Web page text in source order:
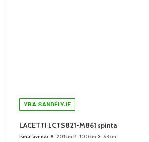
YRA SANDĖLYJE
LACETTI LCTS821-M861 spinta
Išmatavimai: A: 201cm P: 100cm G: 53cm